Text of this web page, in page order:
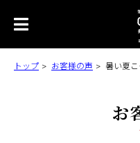
トップ お客様の声 暑い夏
お